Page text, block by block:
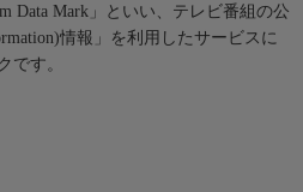
Data Mark」といい、テレビ番組の公
情報」を利用したサービスに
です。